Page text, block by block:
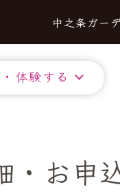
中之条ガー
体験する
・お申